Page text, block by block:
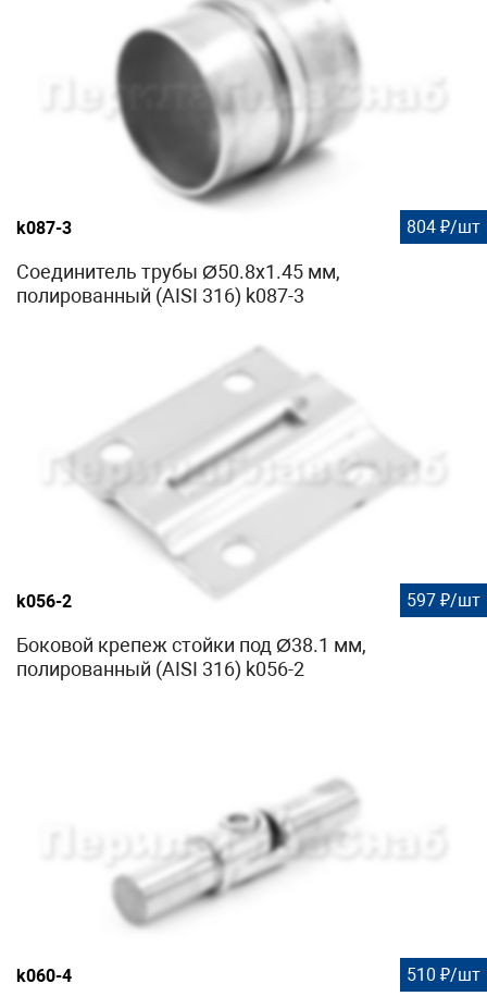
k087-3 804 ₽/шт
Соединитель трубы Ø50.8х1.45 мм,
полированный (AISI 316) k087-3
k056-2 597 ₽/шт
Боковой крепеж стойки под Ø38.1 мм,
полированный (AISI 316) k056-2
k060-4 510 ₽/шт